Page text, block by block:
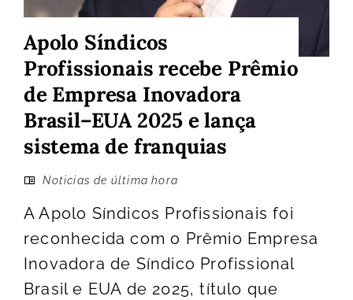
Apolo Síndicos
Profissionais recebe Prêmio
de Empresa Inovadora
Brasil–EUA 2025 e lança
sistema de franquias
Noticias de última hora
A Apolo Síndicos Profissionais foi
reconhecida com o Prêmio Empresa
Inovadora de Síndico Profissional
Brasil e EUA de 2025, título que